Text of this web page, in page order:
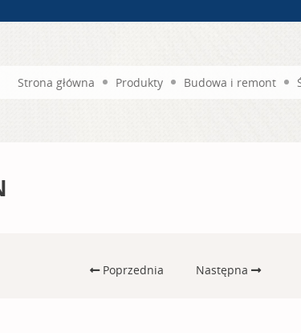
Strona główna Produkty Budowa i remont
Poprzednia Następna